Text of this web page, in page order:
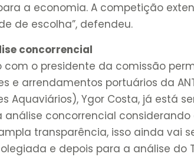
a economia. A competição
de escolha”, defendeu.
concorrencial
com o presidente da comissão
e arrendamentos portuários da
Aquaviários), Ygor Costa, já está
análise concorrencial
transparência, isso ainda vai
e depois para a análise do